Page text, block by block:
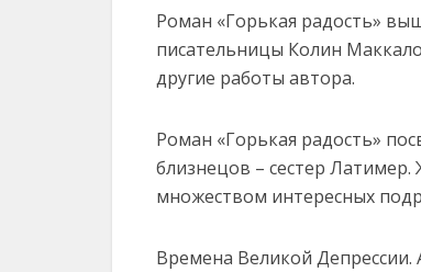
Роман «Горькая радость»
писательницы Колин
другие работы автора.
Роман «Горькая радость»
близнецов – сестер
множеством интересных
Времена Великой Депрессии.